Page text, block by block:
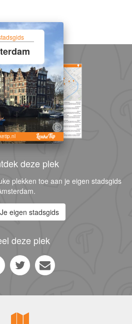
deze plek
plekken toe aan je eigen stadsgids
Je eigen stadsgids
deze plek